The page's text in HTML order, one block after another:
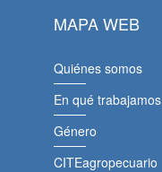
MAPA WEB
Quiénes somos
En qué trabajamos
Género
CITEagropecuario